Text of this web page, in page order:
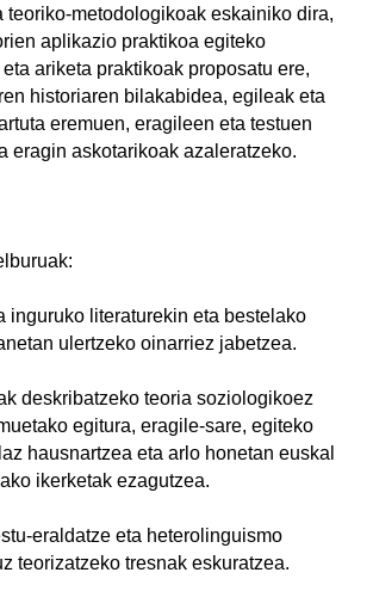
teoriko-metodologikoak eskainiko dira,
aplikazio praktikoa egiteko
ariketa praktikoak proposatu ere,
historiaren bilakabidea, egileak eta
eremuen, eragileen eta testuen
eragin askotarikoak azaleratzeko.
inguruko literaturekin eta bestelako
ulertzeko oinarriez jabetzea.
deskribatzeko teoria soziologikoez
egitura, eragile-sare, egiteko
hausnartzea eta arlo honetan euskal
ikerketak ezagutzea.
eraldatze eta heterolinguismo
teorizatzeko tresnak eskuratzea.